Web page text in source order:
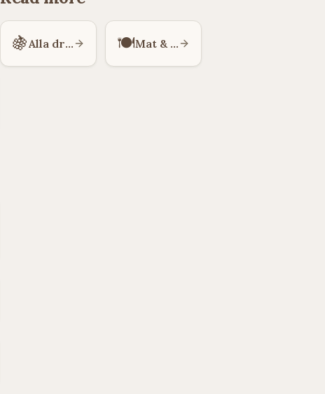
🍇 Alla druvsorter 🍽️ Mat & Vin